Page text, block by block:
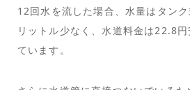
12回水を流した場合、水量はタン
リットル少なく、水道料金は22.8
ています。